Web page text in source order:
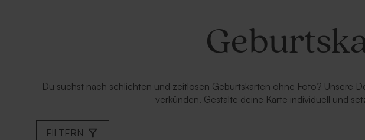
Du suchst nach schlichten und zeitlosen Geburtskarten ohne Foto? Unsere
verkünden. Gestalte deine Karte individuell und
FILTERN